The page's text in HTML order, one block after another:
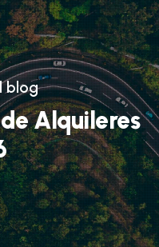
blog
Alquileres